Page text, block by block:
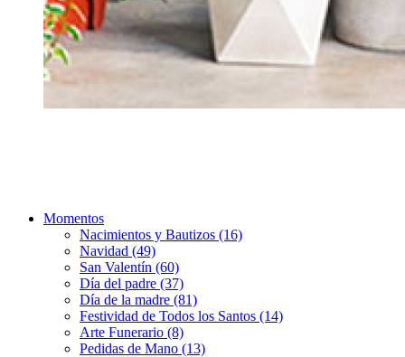
Momentos
Nacimientos y Bautizos (16)
Navidad (49)
San Valentín (60)
Día del padre (37)
Día de la madre (81)
Festividad de Todos los Santos (14)
Arte Funerario (8)
Pedidas de Mano (13)